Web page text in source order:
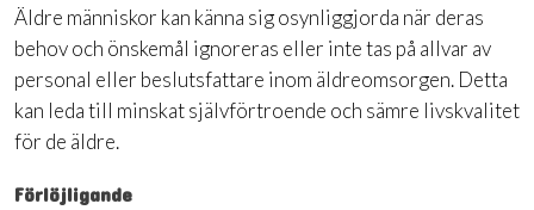
Äldre människor kan känna sig osynliggjorda när deras
behov och önskemål ignoreras eller inte tas på allvar av
personal eller beslutsfattare inom äldreomsorgen. Detta
kan leda till minskat självförtroende och sämre livskvalitet
för de äldre.
Förlöjligande